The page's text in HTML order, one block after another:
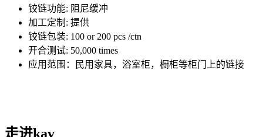
铰链功能: 阻尼缓冲
加工定制: 提供
铰链包装: 100 or 200 pcs /ctn
开合测试: 50,000 times
应用范围：民用家具，浴室柜，橱柜等柜门上的链接
走进kav